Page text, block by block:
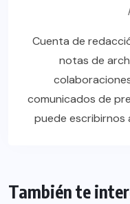
Cuenta de
notas de
comunicados de
puede escribirnos
También te